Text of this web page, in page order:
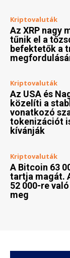
Kriptovaluták
Az XRP nagy
tűnik el a
befektetők a
Kriptovaluták
Az USA és
közelíti a
vonatkozó
tokenizációt
kívánják
Kriptovaluták
A Bitcoin 63
tartja magát.
52 000-re
meg